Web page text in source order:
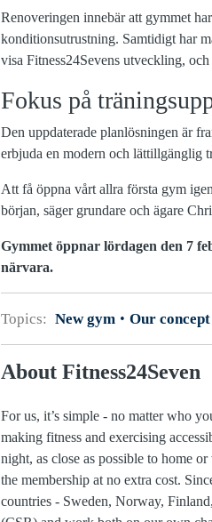
Renoveringen innebär att gymmet
konditionsutrustning. Samtidigt har
visa Fitness24Sevens utveckling,
Fokus på
Den uppdaterade planlösningen är
erbjuda en modern och lättillgänglig
Att få öppna vårt allra första gym
början, säger grundare och ägare
Gymmet öppnar lördagen den 7
närvara.
Topics: New gym Our concept
About Fitness24Seven
For us, it’s simple - no matter who
making fitness and exercising
night, as close as possible to home
the membership at no extra cost.
countries - Sweden, Norway,